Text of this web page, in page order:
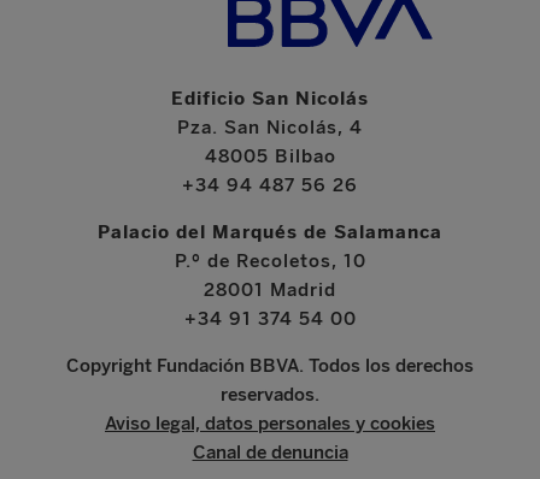
Edificio San Nicolás
Pza. San Nicolás, 4
48005 Bilbao
+34 94 487 56 26
Palacio del Marqués de Salamanca
P.º de Recoletos, 10
28001 Madrid
+34 91 374 54 00
Copyright Fundación BBVA. Todos los derechos
reservados.
Aviso legal, datos personales y cookies
Canal de denuncia